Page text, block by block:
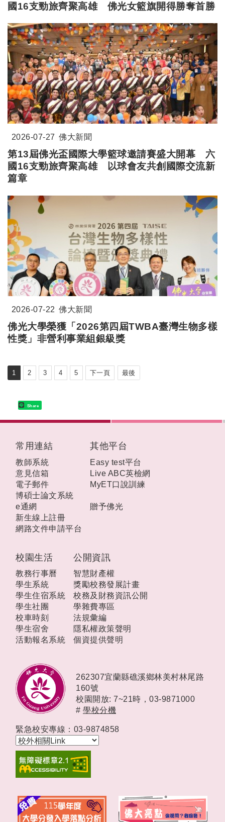
國16支勁旅齊聚高雄 佛光女籃旗開得勝奪首勝
2026-07-27 佛大新聞
第13屆佛光盃國際大學籃球邀請賽盛大開幕 六
國 16支勁旅齊聚高雄 以球會友共創國際交流新
篇章
2026-07-22 佛大新聞
佛光大學榮獲「2026第四屆TWBA臺灣生物多樣
性獎」非營利事業組銀級獎
1 2 3 4 5 下一頁 最後
Share
校園生活
教務行事曆
學生系統
學生住宿系統
學生社團
校車時刻
學生宿舍
活動報名系統
公開資訊
智慧財產權
獎勵校務發展計畫
校務及財務資訊公開
學雜費專區
法規彙編
隱私權政策聲明
個資提供聲明
常用連結
教師系統
意見信箱
電子郵件
博碩士論文系統
e通網
新生線上註冊
網路文件申請平台
其他平台
Easy test平台
Live ABC英檢網
MyET口說訓練
贈予佛光
262307宜蘭縣礁溪鄉林美村林尾路
160號
校園開放: 7~21時， 03-9871000
# 學校分機
緊急校安專線：03-9874858